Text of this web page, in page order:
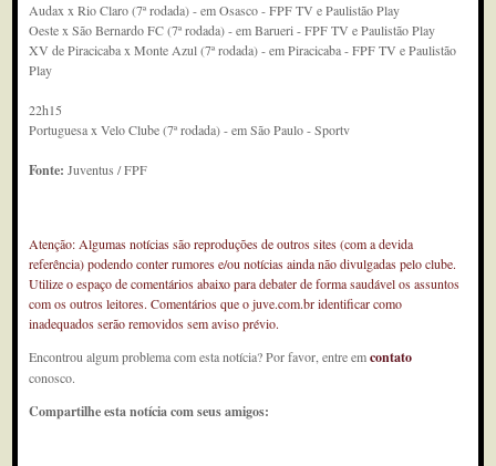
Audax x Rio Claro (7ª rodada) - em Osasco - FPF TV e Paulistão Play
Oeste x São Bernardo FC (7ª rodada) - em Barueri - FPF TV e Paulistão Play
XV de Piracicaba x Monte Azul (7ª rodada) - em Piracicaba - FPF TV e Paulistão
Play
22h15
Portuguesa x Velo Clube (7ª rodada) - em São Paulo - Sportv
Fonte:Juventus / FPF
Atenção: Algumas notícias são reproduções de outros sites (com a devida
referência) podendo conter rumores e/ou notícias ainda não divulgadas pelo clube.
Utilize o espaço de comentários abaixo para debater de forma saudável os assuntos
com os outros leitores. Comentários que o juve.com.br identificar como
inadequados serão removidos sem aviso prévio.
Encontrou algum problema com esta notícia? Por favor, entre emcontato
conosco.
Compartilhe esta notícia com seus amigos: